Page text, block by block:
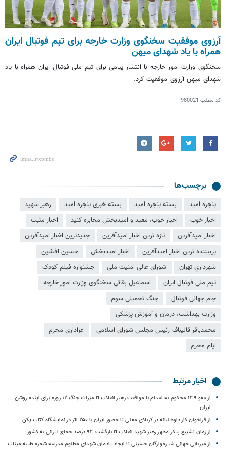
آرزوی موفقیت سخنگوی وزارت خارجه برای تیم فوتبال ایران
همراه با یاد شهدای میهن
سخنگوی وزارت امور خارجه با انتشار پیامی برای تیم ملی فوتبال ایران همراه با یاد
شهدای میهن آرزوی موفقیت کرد.
کد مطلب 980021
برچسب‌ها
پنجره امید بسته پنجره امید بسته خبری پنجره امید
رهبر شهید
اخبار خوب
اخبار خوب، مفید و امیدبخش مخابره کنید
اخبار مثبت
اخبار امیدآفرین
تازه ترین اخبار امیدآفرین
جدیدترین اخبار امیدآفرین
پربیننده ترین اخبار امیدآفرین
اخبار امیدبخش
حسین افشین
شهرداري تهران
شورای عالی امنیت ملی
جشنواره فیلم کودک
تیم ملی فوتبال ایران
اسماعیل بقائی سخنگوی وزارت امور خارجه
جام جهانی فوتبال
جنگ تحمیلی سوم
وزارت بهداشت، درمان و آموزش پزشکی
محمدباقر قالیباف رئیس مجلس شورای اسلامی
عزاداری محرم
ایام محرم
اخبار مرتبط
از عفو ۱۳۹ محکوم به اعدام با موافقت رهبر انقلاب تا میراث جنگ ۱۲ روزه برای آینده روشن
ایران
از فراخوان کار داوطلبانه در کربلای معلی تا حضور ایران با ۲۵۰ اثر در نمایشگاه کتاب پکن
از زمان تشییع پیکر مطهر رهبر شهید انقلاب تا بازگشت ۹۳ درصد حجاج ایرانی به کشور
از میزبانی جهانی شیرخوارگان حسینی تا ایجاد یادمان شهدای مظلوم مدرسه شجره طیبه میناب